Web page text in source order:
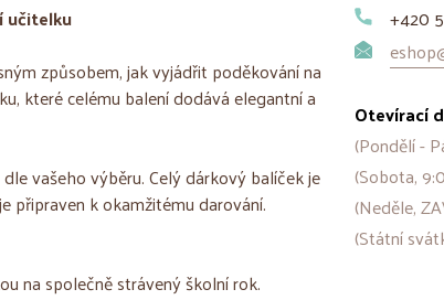
učitelku
způsobem, jak vyjádřit poděkování na
které celému balení dodává elegantní a
vašeho výběru. Celý dárkový balíček je
připraven k okamžitému darování.
na společně strávený školní rok.
+420
Otevírací
(Pondělí -
(Sobota,
(Neděle,
(Státní